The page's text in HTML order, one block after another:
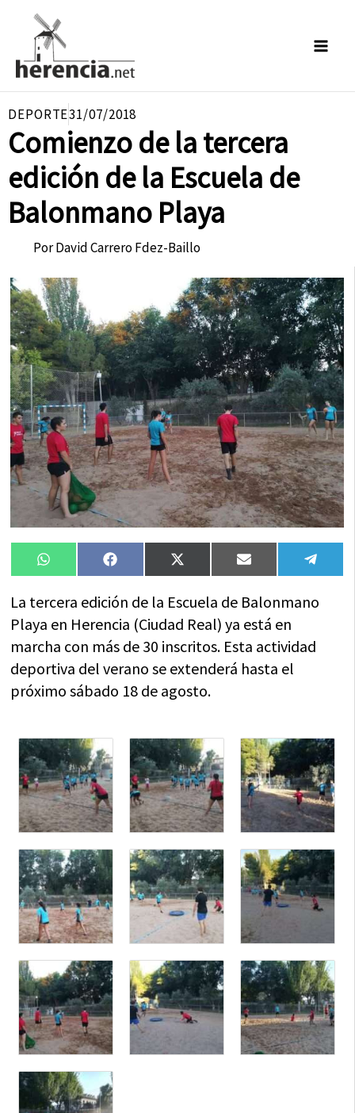
contenido
DEPORTE31/07/2018
Comienzo de la tercera
edición de la Escuela de
Balonmano Playa
PorDavid Carrero Fdez-Baillo
Compartir
en
WhatsAppCompartir
en
FacebookCompartir
en
X
(Twitter)
Compartir
en
Email
en
La tercera edición de la Escuela de Balonmano
Playa en Herencia (Ciudad Real) ya está en
marcha con más de 30 inscritos. Esta actividad
deportiva del verano se extenderá hasta el
próximo sábado 18 de agosto.